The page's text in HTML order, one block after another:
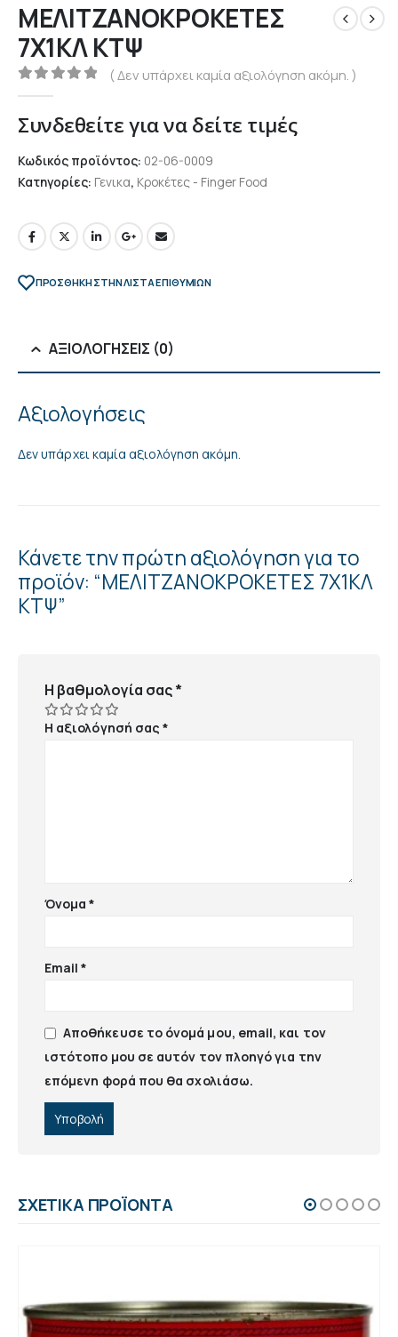
ΜΕΛΙΤΖΑΝΟΚΡΟΚΕΤΕΣ
7Χ1ΚΛ ΚΤΨ
0out of 5
( Δεν υπάρχει καμία αξιολόγηση ακόμη. )
Συνδεθείτε για να δείτε τιμές
Κωδικός προϊόντος: 02-06-0009
Κατηγορίες: Γενικα, Κροκέτες - Finger Food
ΠΡΌΣΘΉΚΗ ΣΤΗΝ ΛΊΣΤΑ ΕΠΙΘΥΜΙΏΝ
ΑΞΙΟΛΟΓΉΣΕΙΣ (0)
Αξιολογήσεις
Δεν υπάρχει καμία αξιολόγηση ακόμη.
Κάνετε την πρώτη αξιολόγηση για το
προϊόν: “ΜΕΛΙΤΖΑΝΟΚΡΟΚΕΤΕΣ 7Χ1ΚΛ
ΚΤΨ”
Η βαθμολογία σας*
Η αξιολόγησή σας*
Όνομα*
Email*
Αποθήκευσε το όνομά μου, email, και τον
ιστότοπο μου σε αυτόν τον πλοηγό για την
επόμενη φορά που θα σχολιάσω.
ΣΧΕΤΙΚΆ ΠΡΟΪΌΝΤΑ